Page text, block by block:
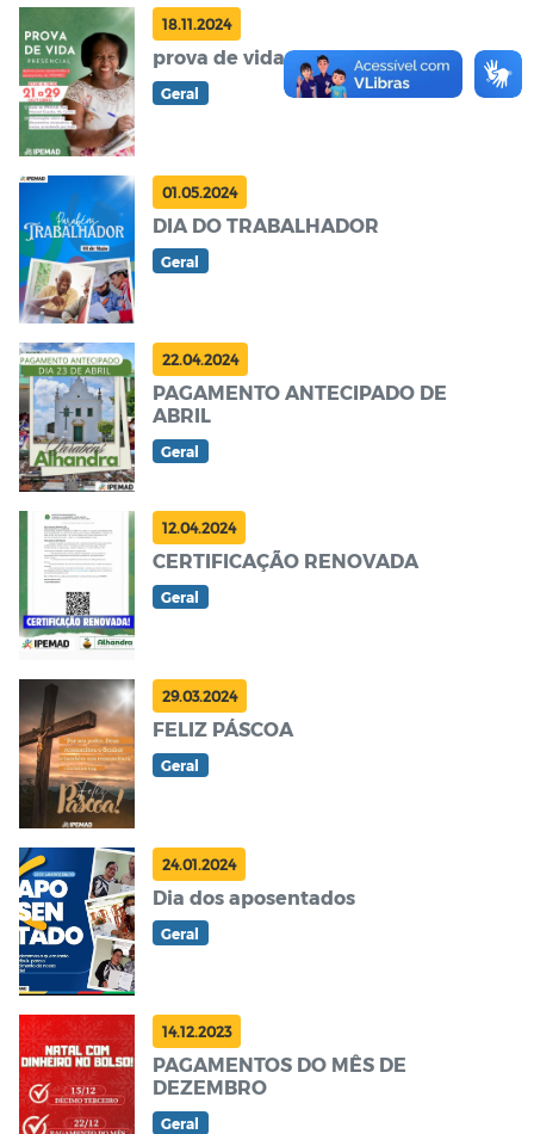
18.11.2024
prova de vida
Geral
01.05.2024
DIA DO TRABALHADOR
Geral
22.04.2024
PAGAMENTO ANTECIPADO DE
ABRIL
Geral
12.04.2024
CERTIFICAÇÃO RENOVADA
Geral
29.03.2024
FELIZ PÁSCOA
Geral
24.01.2024
Dia dos aposentados
Geral
14.12.2023
PAGAMENTOS DO MÊS DE
DEZEMBRO
Geral